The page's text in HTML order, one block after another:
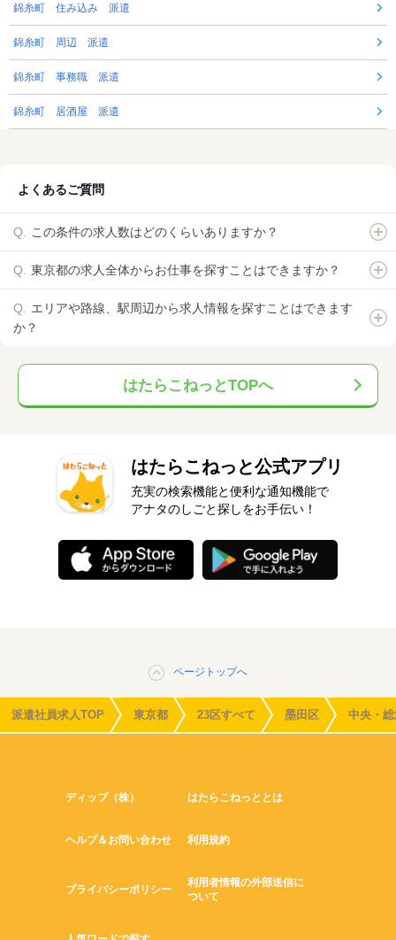
錦糸町 住み込み 派遣
錦糸町 周辺 派遣
錦糸町 事務職 派遣
錦糸町 居酒屋 派遣
よくあるご質問
この条件の求人数はどのくらいありますか？
東京都の求人全体からお仕事を探すことはできますか？
エリアや路線、駅周辺から求人情報を探すことはできます
か？
はたらこねっとTOPへ
はたらこねっと公式アプリ
充実の検索機能と便利な通知機能で
アナタのしごと探しをお手伝い！
ページトップへ
派遣社員求人TOP 東京都 23区すべて 墨田区 中央・
ディップ（株） はたらこねっととは
ヘルプ＆お問い合わせ 利用規約
プライバシーポリシー
利用者情報の外部送信に
ついて